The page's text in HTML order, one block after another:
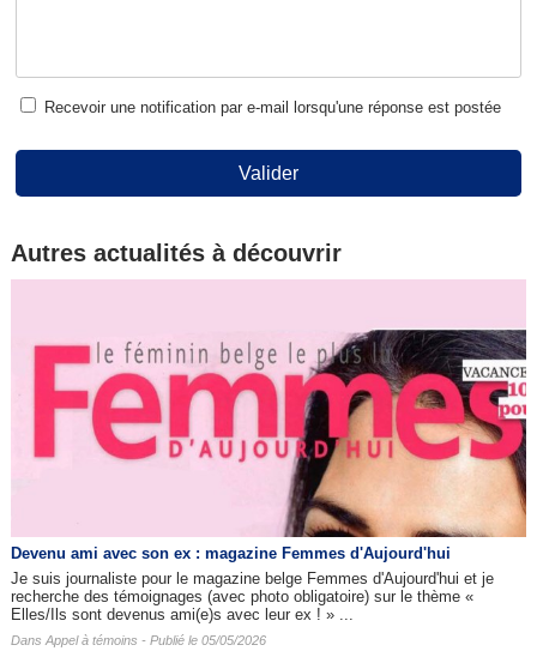
Recevoir une notification par e-mail lorsqu'une réponse est postée
Valider
Autres actualités à découvrir
Devenu ami avec son ex : magazine Femmes d'Aujourd'hui
Je suis journaliste pour le magazine belge Femmes d'Aujourd'hui et je
recherche des témoignages (avec photo obligatoire) sur le thème «
Elles/Ils sont devenus ami(e)s avec leur ex ! » ...
Dans Appel à témoins - Publié le 05/05/2026